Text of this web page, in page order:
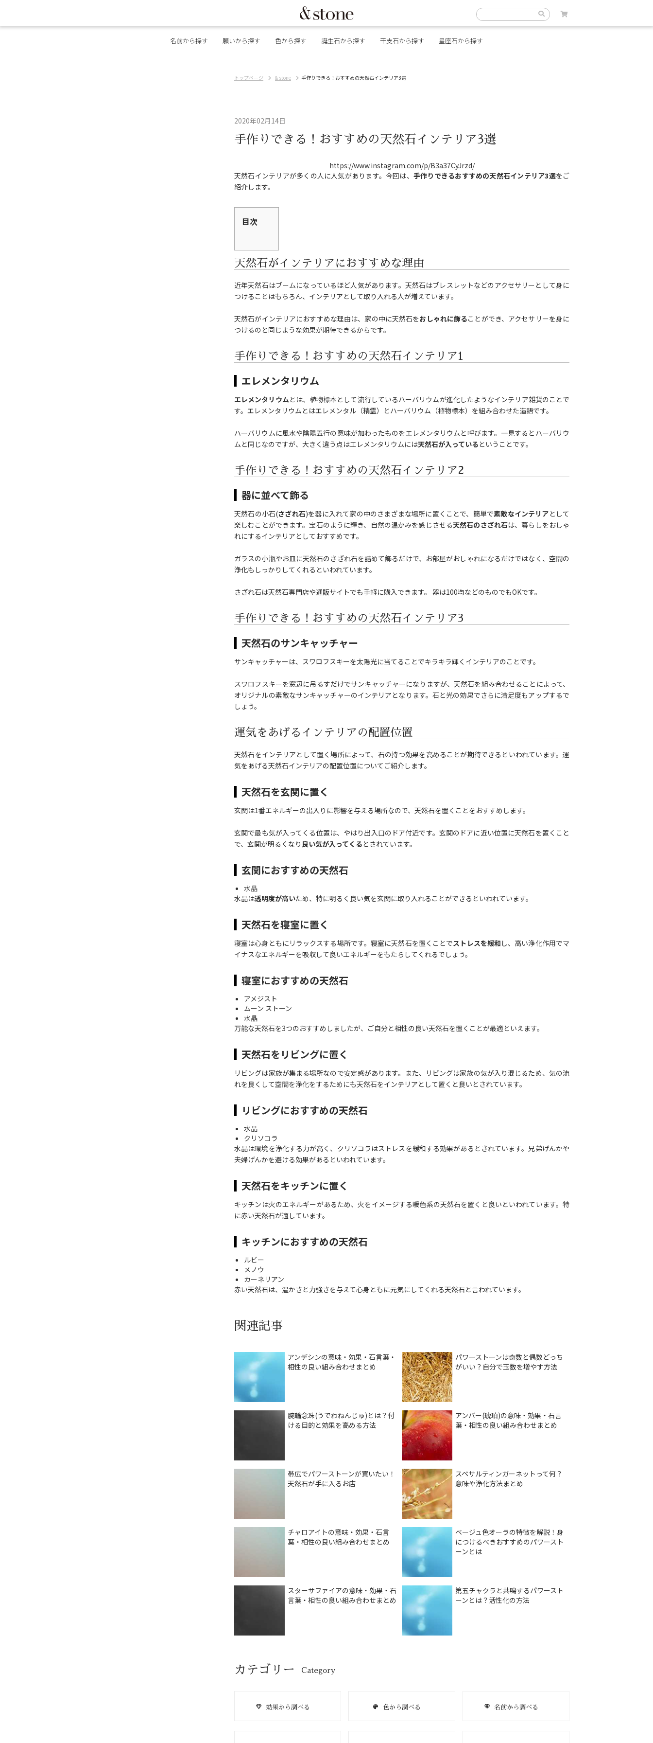
名前から探す 願いから探す 色から探す 誕生石から探す 干支石から探す 星座石から探す
トップページ & stone 手作りできる！おすすめの天然石インテリア3選
2020年02月14日
手作りできる！おすすめの天然石インテリア3選
https://www.instagram.com/p/B3a37CyJrzd/
天然石インテリアが多くの人に人気があります。今回は、 手作りできるおすすめの天然石インテリア3選をご
紹介します。
目次
天然石がインテリアにおすすめな理由
近年天然石はブームになっているほど人気があります。天然石はブレスレットなどのアクセサリーとして身に
つけることはもちろん、インテリアとして取り入れる人が増えています。
天然石がインテリアにおすすめな理由は、家の中に天然石をおしゃれに飾ることができ、アクセサリーを身に
つけるのと同じような効果が期待できるからです。
手作りできる！おすすめの天然石インテリア1
エレメンタリウム
エレメンタリウムとは、植物標本として流行しているハーバリウムが進化したようなインテリア雑貨のことで
す。エレメンタリウムとはエレメンタル（精霊）とハーバリウム（植物標本）を組み合わせた造語です。
ハーバリウムに風水や陰陽五行の意味が加わったものをエレメンタリウムと呼びます。一見するとハーバリウ
ムと同じなのですが、大きく違う点はエレメンタリウムには天然石が入っているということです。
手作りできる！おすすめの天然石インテリア2
器に並べて飾る
天然石の小石(さざれ石)を器に入れて家の中のさまざまな場所に置くことで、簡単で素敵なインテリアとして
楽しむことができます。宝石のように輝き、自然の温かみを感じさせる天然石のさざれ石は、暮らしをおしゃ
れにするインテリアとしておすすめです。
ガラスの小瓶やお皿に天然石のさざれ石を詰めて飾るだけで、お部屋がおしゃれになるだけではなく、空間の
浄化もしっかりしてくれるといわれています。
さざれ石は天然石専門店や通販サイトでも手軽に購入できます。 器は100均などのものでもOKです。
手作りできる！おすすめの天然石インテリア3
天然石のサンキャッチャー
サンキャッチャーは、スワロフスキーを太陽光に当てることでキラキラ輝くインテリアのことです。
スワロフスキーを窓辺に吊るすだけでサンキャッチャーになりますが、天然石を組み合わせることによって、
オリジナルの素敵なサンキャッチャーのインテリアとなります。石と光の効果でさらに満足度もアップするで
しょう。
運気をあげるインテリアの配置位置
天然石をインテリアとして置く場所によって、石の持つ効果を高めることが期待できるといわれています。運
気をあげる天然石インテリアの配置位置についてご紹介します。
天然石を玄関に置く
玄関は1番エネルギーの出入りに影響を与える場所なので、天然石を置くことをおすすめします。
玄関で最も気が入ってくる位置は、やはり出入口のドア付近です。玄関のドアに近い位置に天然石を置くこと
で、玄関が明るくなり 良い気が入ってくるとされています。
玄関におすすめの天然石
水晶
水晶は透明度が高いため、特に明るく良い気を玄関に取り入れることができるといわれています。
天然石を寝室に置く
寝室は心身ともにリラックスする場所です。寝室に天然石を置くことでストレスを緩和 し、高い浄化作用でマ
イナスなエネルギーを吸収して良いエネルギーをもたらしてくれるでしょう。
寝室におすすめの天然石
アメジスト
ムーン ストーン
水晶
万能な天然石を3つのおすすめしましたが、ご自分と相性の良い天然石を置くことが最適といえます。
天然石をリビングに置く
リビングは家族が集まる場所なので安定感があります。また、リビングは家族の気が入り混じるため、気の流
れを良くして空間を浄化をするためにも天然石をインテリアとして置くと良いとされています。
リビングにおすすめの天然石
水晶
クリソコラ
水晶は環境を浄化する力が高く、クリソコラはストレスを緩和する効果があるとされています。兄弟げんかや
夫婦げんかを避ける効果があるといわれています。
天然石をキッチンに置く
キッチンは火のエネルギーがあるため、火をイメージする暖色系の天然石を置くと良いといわれています。特
に赤い天然石が適しています。
キッチンにおすすめの天然石
ルビー
メノウ
カーネリアン
赤い天然石は、温かさと力強さを与えて心身ともに元気にしてくれる天然石と言われています。
関連記事
アンデシンの意味・効果・石言葉・
相性の良い組み合わせまとめ
パワーストーンは奇数と偶数どっち
がいい？自分で玉数を増やす方法
腕輪念珠(うでわねんじゅ)とは？付
ける目的と効果を高める方法
アンバー(琥珀)の意味・効果・石言
葉・相性の良い組み合わせまとめ
帯広でパワーストーンが買いたい！
天然石が手に入るお店
スペサルティンガーネットって何？
意味や浄化方法まとめ
チャロアイトの意味・効果・石言
葉・相性の良い組み合わせまとめ
ベージュ色オーラの特徴を解説！身
につけるべきおすすめのパワースト
ーンとは
スターサファイアの意味・効果・石
言葉・相性の良い組み合わせまとめ
第五チャクラと共鳴するパワースト
ーンとは？活性化の方法
カテゴリー Category
効果から調べる 色から調べる 名前から調べる